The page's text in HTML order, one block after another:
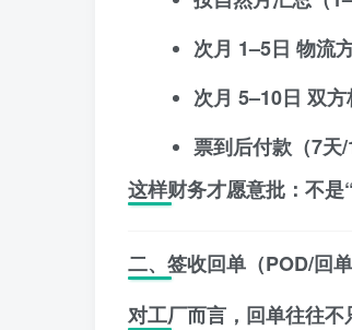
次月 1–5日 物流
次月 5–10日 双方
票到后付款（7天/
这样财务才愿意批： 不是
二、签收回单（POD/回
对工厂而言，回单往往不